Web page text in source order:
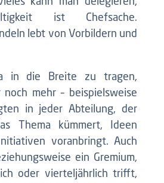
ist Chefsache.
lebt von Vorbildern und
in die Breite zu tragen,
mehr – beispielsweise
in jeder Abteilung, der
Thema kümmert, Ideen
voranbringt. Auch
ein Gremium,
oder vierteljährlich trifft,